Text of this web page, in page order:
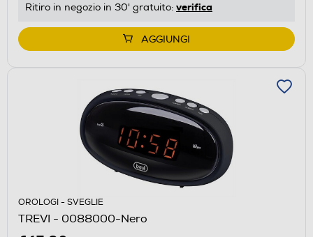
Ritiro in negozio in 30' gratuito: verifica
AGGIUNGI
OROLOGI - SVEGLIE
TREVI - 0088000-Nero